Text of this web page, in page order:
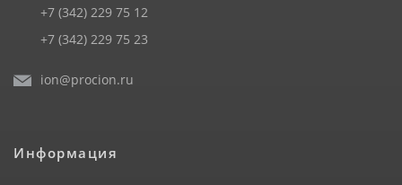
+7 (342) 229 75 12
+7 (342) 229 75 23
ion@procion.ru
Информация